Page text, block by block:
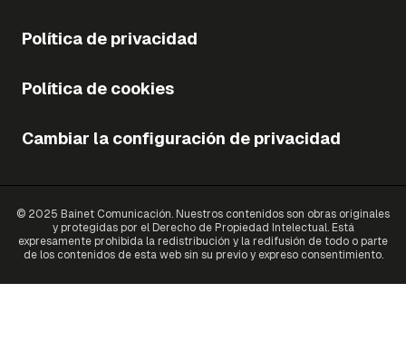
Política de privacidad
Política de cookies
Cambiar la configuración de privacidad
© 2025 Bainet Comunicación. Nuestros contenidos son obras originales
y protegidas por el Derecho de Propiedad Intelectual. Está
expresamente prohibida la redistribución y la redifusión de todo o parte
de los contenidos de esta web sin su previo y expreso consentimiento.